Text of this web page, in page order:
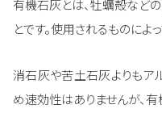
有機石灰とは、牡蠣殻など
とです。使用されるものによ
消石灰や苦土石灰よりもア
め速効性はありませんが、